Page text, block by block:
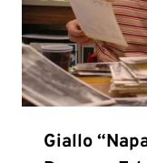
Giallo